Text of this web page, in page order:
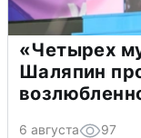
«Четырех
Шаляпин
6 августа 97